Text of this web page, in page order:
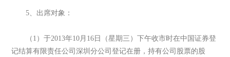
5、出席对象：
（1）于2013年10月16日（星期三）下午收市时在中国证券登
记结算有限责任公司深圳分公司登记在册，持有公司股票的股